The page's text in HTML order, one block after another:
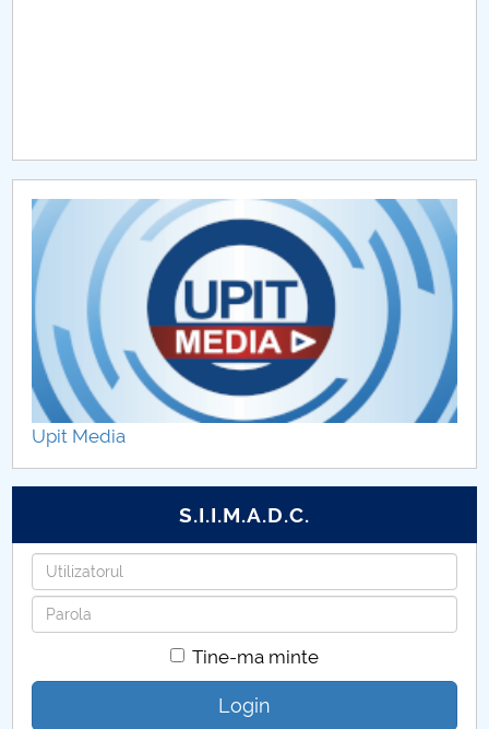
Upit Media
S.I.I.M.A.D.C.
Utilizatorul
Parola
Tine-ma minte
Login